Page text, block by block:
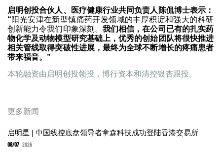
启明创投合伙人、医疗健康行业共同负责人陈侃博士表示：
“阳光安津在新型镇痛药开发领域的丰厚积淀和强大的科研
创新能力令我们印象深刻。 我们相信，在公司已有的扎实药
物化学及动物模型研究基础上，优秀的创始团队将很快推进
相关管线取得突破性进展，最终为全球不断增长的疼痛患者
带来福音。”
本轮融资由启明创投领投，博行资本和清控银杏跟投。
更多新闻
启明星 | 中国线控底盘领导者拿森科技成功登陆香港交易所
08/07 2026